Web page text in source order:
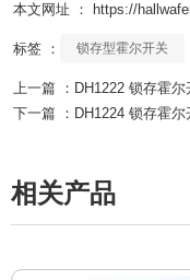
本文网址 ： https://
标签 ： 锁存型霍尔开关
上一篇 ： DH1222 锁存霍尔
下一篇 ： DH1224 锁存霍尔
相关产品